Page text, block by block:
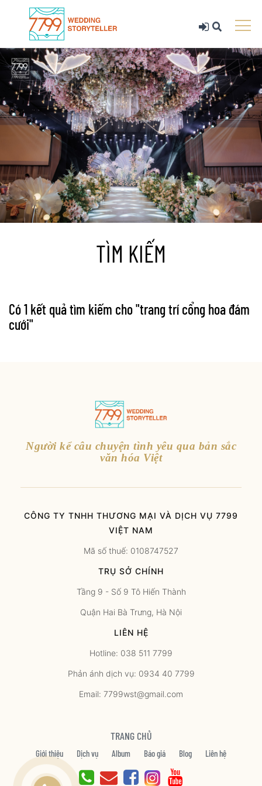
TÌM KIẾM
Có 1 kết quả tìm kiếm cho "trang trí cổng hoa đám
cưới"
Người kể câu chuyện tình yêu qua bản sắc
văn hóa Việt
CÔNG TY TNHH THƯƠNG MẠI VÀ DỊCH VỤ 7799
VIỆT NAM
Mã số thuế: 0108747527
TRỤ SỞ CHÍNH
Tầng 9 - Số 9 Tô Hiến Thành
Quận Hai Bà Trưng, Hà Nội
LIÊN HỆ
Hotline: 038 511 7799
Phản ánh dịch vụ: 0934 40 7799
Email: 7799wst@gmail.com
TRANG CHỦ
Giới thiệu Dịch vụ Album Báo giá Blog Liên hệ